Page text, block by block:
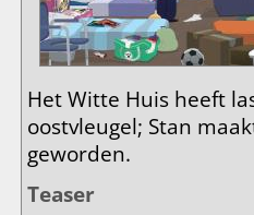
Het Witte Huis heeft
oostvleugel; Stan
geworden.
Teaser